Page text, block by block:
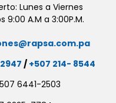
Lunes a Viernes
9:00 A.M a 3:00P.M.
/ +507 214- 8544
6441-2503